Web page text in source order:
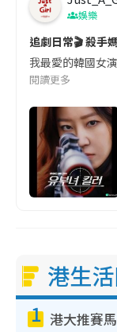
娛樂
追劇日常🎬 殺手
我最愛的韓國女
閱讀更多
港生
1